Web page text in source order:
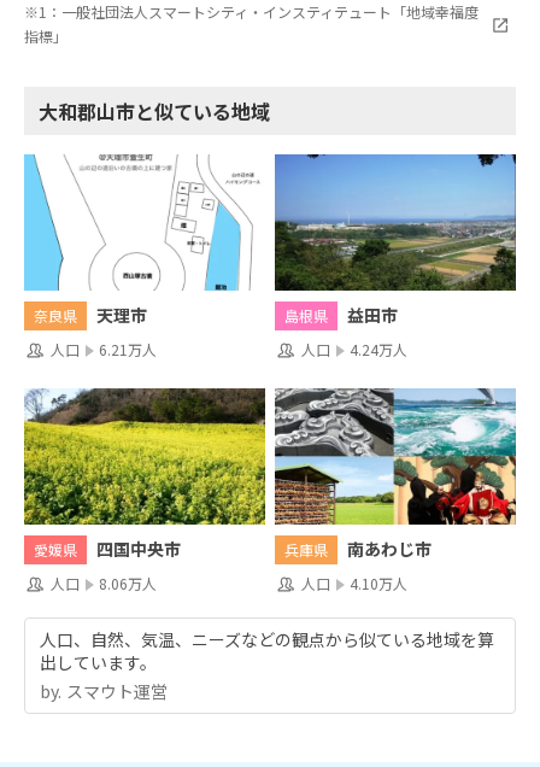
※1：一般社団法人スマートシティ・インスティテュート「地域幸福度
指標」
大和郡山市と似ている地域
奈良県 天理市
人口 6.21万人
島根県 益田市
人口 4.24万人
愛媛県 四国中央市
人口 8.06万人
兵庫県 南あわじ市
人口 4.10万人
人口、自然、気温、ニーズなどの観点から似ている地域を算
出しています。
by.︎ スマウト運営